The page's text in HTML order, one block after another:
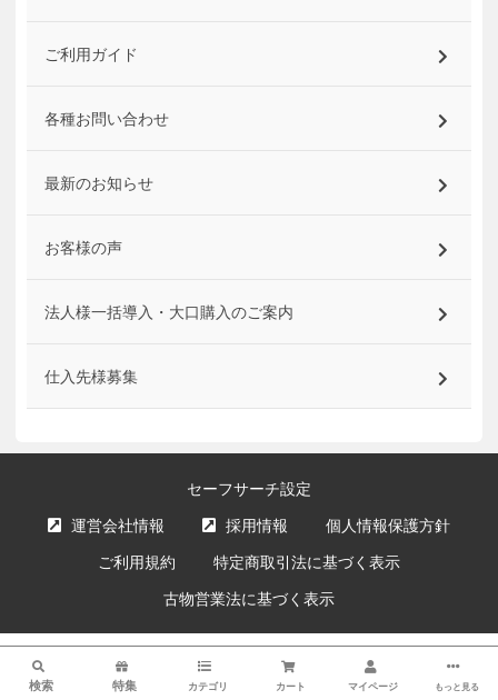
ご利用ガイド
各種お問い合わせ
最新のお知らせ
お客様の声
法人様一括導入・大口購入のご案内
仕入先様募集
セーフサーチ設定
運営会社情報 採用情報 個人情報保護方針
ご利用規約 特定商取引法に基づく表示
古物営業法に基づく表示
複製、無断転載を禁止します。
© XPRICE Inc. All Rights Reserved.
検索 特集 カテゴリ カート マイページ もっと見る
検索